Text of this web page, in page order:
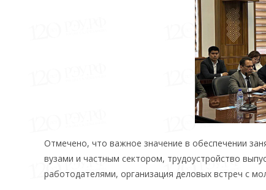
Отмечено, что важное значение в обеспечении
вузами и частным сектором, трудоустройство
работодателями, организация деловых встреч с